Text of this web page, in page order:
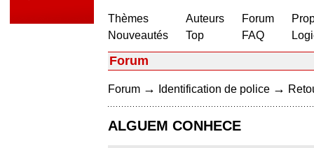
Thèmes
Nouveautés
Auteurs
Top
Forum
FAQ
Forum
Forum → Identification de police →
ALGUEM CONHECE